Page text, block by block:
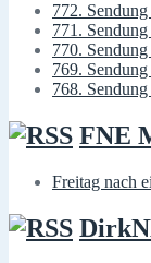
772.
771.
770.
769.
768.
FNE
Freitag nach